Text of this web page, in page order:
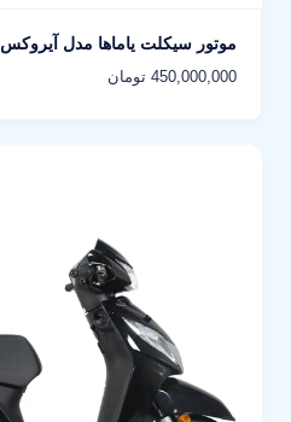
موتور سیکلت یاماها مدل آیروکس Aerox155 سال 1403
450,000,000 تومان